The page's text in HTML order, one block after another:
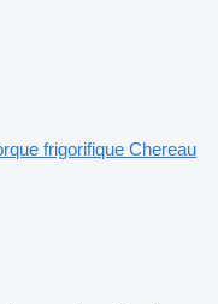
frigorifique Chereau